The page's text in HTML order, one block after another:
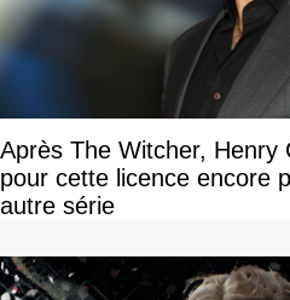
Après The Witcher, Henry
pour cette licence encore
autre série